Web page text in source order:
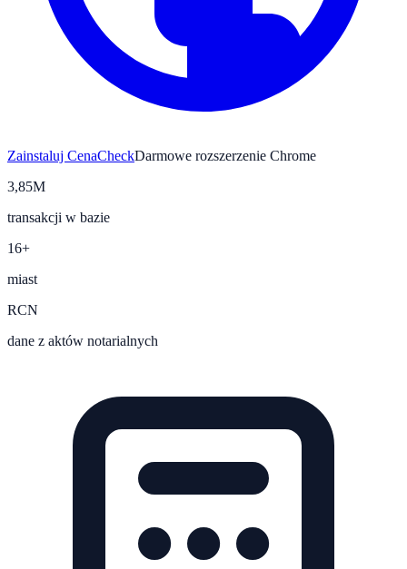
Zainstaluj CenaCheckDarmowe rozszerzenie Chrome
3,85M
transakcji w bazie
16+
miast
RCN
dane z aktów notarialnych